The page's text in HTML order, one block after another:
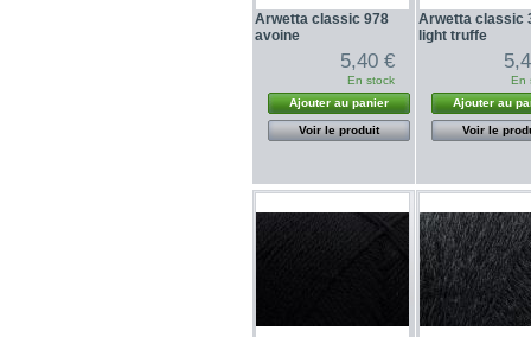
Arwetta classic 978
avoine
5,40 €
En stock
Ajouter au panier
Voir le produit
Arwetta classic
light truffe
En
Ajouter au
Voir le